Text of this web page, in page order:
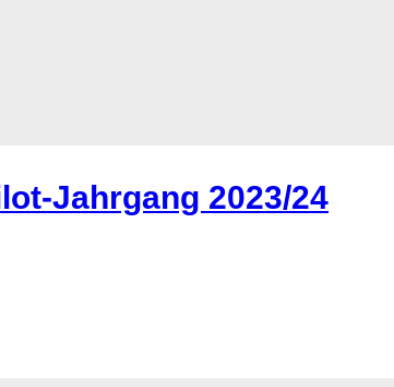
Jahrgang 2023/24